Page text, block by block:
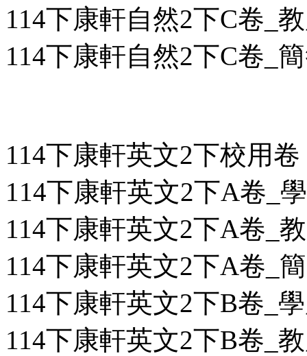
114下康軒自然2下C卷_
114下康軒自然2下C卷_
114下康軒英文2下校用卷
114下康軒英文2下A卷_
114下康軒英文2下A卷_
114下康軒英文2下A卷_
114下康軒英文2下B卷_
114下康軒英文2下B卷_